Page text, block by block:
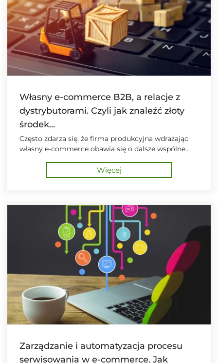
Własny e-commerce B2B, a relacje z
dystrybutorami. Czyli jak znaleźć złoty
środek...
Często zdarza się, że firma produkcyjna wdrażając
własny e-commerce obawia się o dalsze wspólne
Więcej
Zarządzanie i automatyzacja procesu
serwisowania w e-commerce. Jak